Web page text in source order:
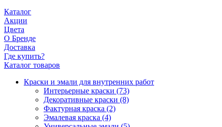
Каталог
Акции
Цвета
О Бренде
Доставка
Где купить?
Каталог товаров
Краски и эмали для внутренних работ
Интерьерные краски (73)
Декоративные краски (8)
Фактурная краска (2)
Эмалевая краска (4)